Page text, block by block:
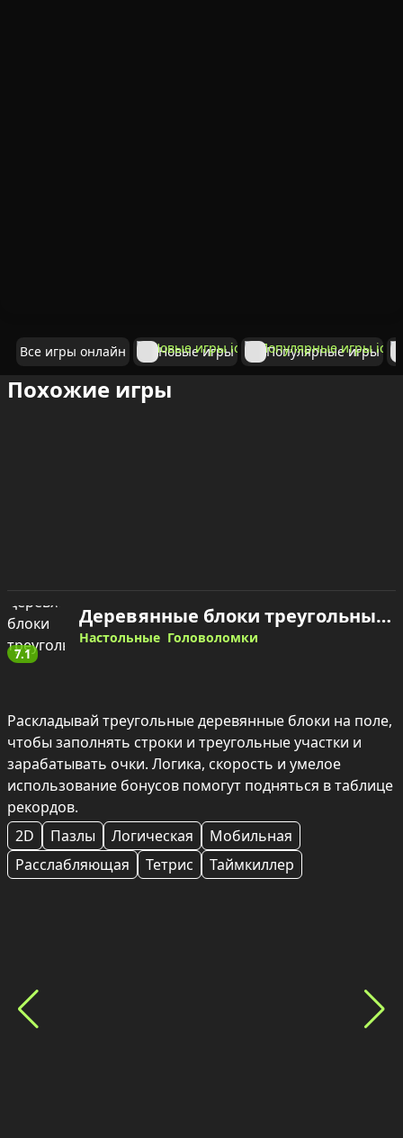
Все игры онлайн Новые игры Популярные игры
Похожие игры
7.1
Деревянные блоки треугольные — играть онлайн
Настольные Головоломки
Раскладывай треугольные деревянные блоки на поле,
чтобы заполнять строки и треугольные участки и
зарабатывать очки. Логика, скорость и умелое
использование бонусов помогут подняться в таблице
рекордов.
2D
Пазлы Логическая
Мобильная
Расслабляющая
Тетрис Таймкиллер